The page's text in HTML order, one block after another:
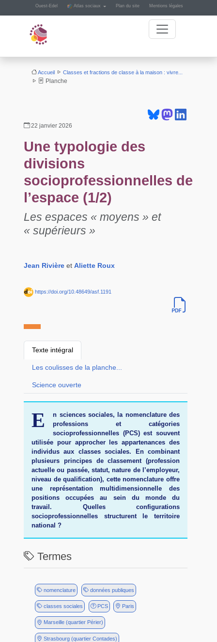
Ouest-Edel Atlas sociaux Plan du site Mentions légales
Accueil Classes et fractions de classe à la maison : vivre...
Planche
22 janvier 2026
Une typologie des
divisions
socioprofessionnelles de
l’espace (1/2)
Les espaces « moyens » et
« supérieurs »
Jean Rivière et Aliette Roux
https://doi.org/10.48649/asf.1191
Texte intégral
Les coulisses de la planche...
Science ouverte
E
n sciences sociales, la nomenclature des
professions et catégories
socioprofessionnelles (PCS) est souvent
utilisée pour approcher les appartenances des
individus aux classes sociales. En combinant
plusieurs principes de classement (profession
actuelle ou passée, statut, nature de l’employeur,
niveau de qualification), cette nomenclature offre
une représentation multidimensionnelle des
positions occupées au sein du monde du
travail. Quelles configurations
socioprofessionnelles structurent le territoire
national ?
Termes
nomenclature données publiques
classes sociales PCS Paris
Marseille (quartier Périer)
Strasbourg (quartier Contades)
Panneau de gestion des cookies